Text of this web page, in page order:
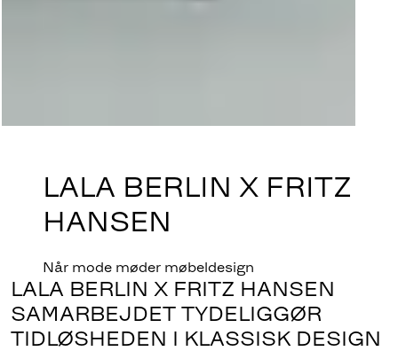
LALA BERLIN X FRITZ
HANSEN
Når mode møder møbeldesign
LALA BERLIN X FRITZ HANSEN
SAMARBEJDET TYDELIGGØR
TIDLØSHEDEN I KLASSISK DESIGN